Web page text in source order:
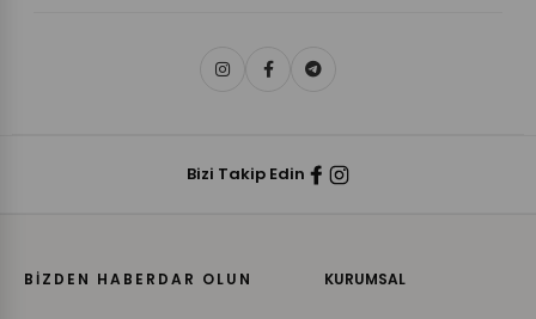
Bizi Takip Edin
BİZDEN HABERDAR OLUN KURUMSAL